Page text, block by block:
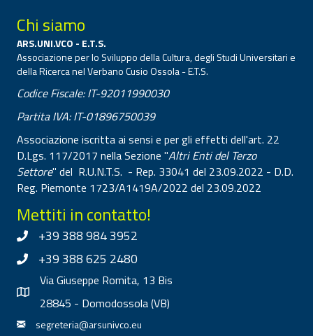
Chi siamo
ARS.UNI.VCO - E.T.S.
Associazione per lo Sviluppo della Cultura, degli Studi Universitari e
della Ricerca nel Verbano Cusio Ossola - E.T.S.
Codice Fiscale: IT-92011990030
Partita IVA: IT-01896750039
Associazione iscritta ai sensi e per gli effetti dell'art. 22
D.Lgs. 117/2017 nella Sezione "Altri Enti del Terzo
Settore" del R.U.N.T.S. - Rep. 33041 del 23.09.2022 - D.D.
Reg. Piemonte 1723/A1419A/2022 del 23.09.2022
Mettiti in contatto!
+39 388 984 3952
+39 388 625 2480
Via Giuseppe Romita, 13 Bis
28845 - Domodossola (VB)
segreteria@arsunivco.eu